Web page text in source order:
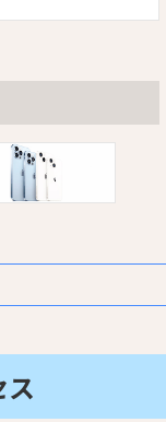
ス